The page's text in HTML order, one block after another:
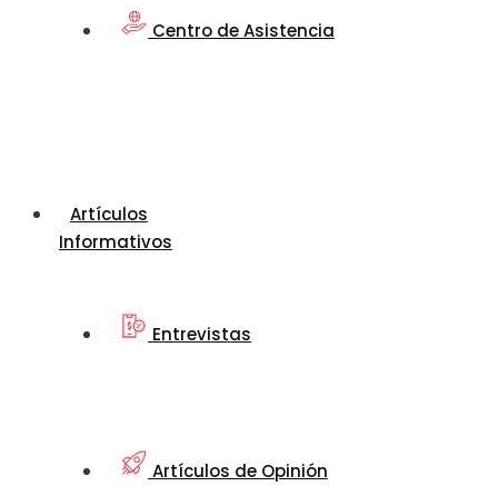
Centro de Asistencia
Artículos
Informativos
Entrevistas
Artículos de Opinión